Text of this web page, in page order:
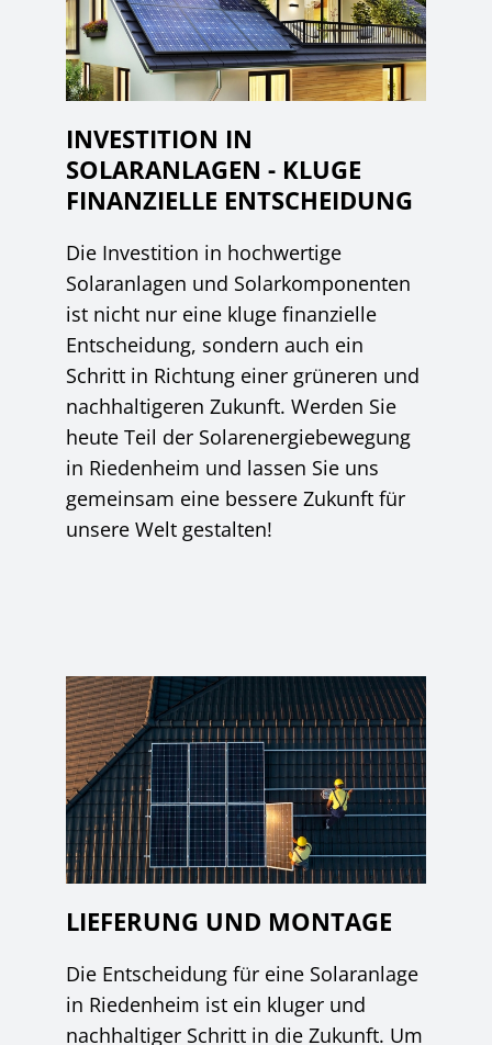
INVESTITION IN
SOLARANLAGEN - KLUGE
FINANZIELLE ENTSCHEIDUNG
Die Investition in hochwertige
Solaranlagen und Solarkomponenten
ist nicht nur eine kluge finanzielle
Entscheidung, sondern auch ein
Schritt in Richtung einer grüneren und
nachhaltigeren Zukunft. Werden Sie
heute Teil der Solarenergiebewegung
in Riedenheim und lassen Sie uns
gemeinsam eine bessere Zukunft für
unsere Welt gestalten!
LIEFERUNG UND MONTAGE
Die Entscheidung für eine Solaranlage
in Riedenheim ist ein kluger und
nachhaltiger Schritt in die Zukunft. Um